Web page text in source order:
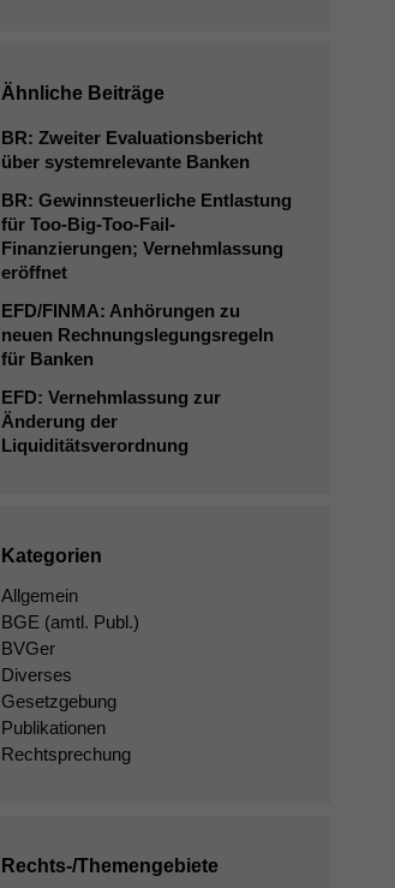
Ähnliche Beiträge
BR: Zweiter Evaluationsbericht
über systemrelevante Banken
BR: Gewinnsteuerliche Entlastung
für Too-Big-Too-Fail-
Finanzierungen; Vernehmlassung
eröffnet
EFD/FINMA: Anhörungen zu
neuen Rechnungslegungsregeln
für Banken
EFD: Vernehmlassung zur
Änderung der
Liquiditätsverordnung
Kategorien
Allgemein
BGE (amtl. Publ.)
BVGer
Diverses
Gesetzgebung
Publikationen
Rechtsprechung
Rechts-/Themengebiete